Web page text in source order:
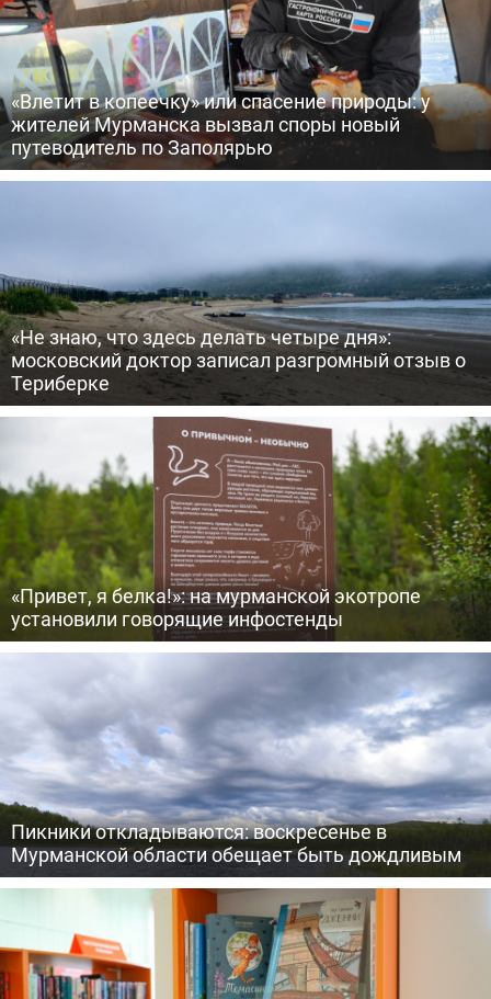
«Влетит в копеечку» или спасение природы: у
жителей Мурманска вызвал споры новый
путеводитель по Заполярью
«Не знаю, что здесь делать четыре дня»:
московский доктор записал разгромный отзыв о
Териберке
«Привет, я белка!»: на мурманской экотропе
установили говорящие инфостенды
Пикники откладываются: воскресенье в
Мурманской области обещает быть дождливым